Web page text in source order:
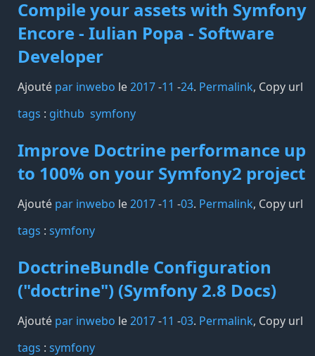
Compile your assets with Symfony
Encore - Iulian Popa - Software
Developer
Ajouté par inwebo le2017-11 -24. Permalink, Copy url
tags️ : github symfony
Improve Doctrine performance up
to 100% on your Symfony2 project
Ajouté par inwebo le2017-11 -03. Permalink, Copy url
tags️ : symfony
DoctrineBundle Configuration
("doctrine") (Symfony 2.8 Docs)
Ajouté par inwebo le2017-11 -03. Permalink, Copy url
tags️ : symfony